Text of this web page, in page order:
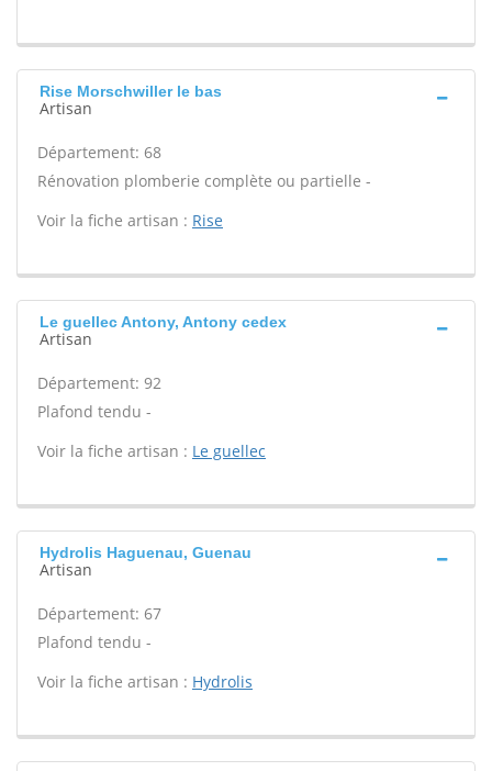
Rise Morschwiller le bas
Artisan
Département: 68
Rénovation plomberie complète ou partielle -
Voir la fiche artisan : Rise
Le guellec Antony, Antony cedex
Artisan
Département: 92
Plafond tendu -
Voir la fiche artisan : Le guellec
Hydrolis Haguenau, Guenau
Artisan
Département: 67
Plafond tendu -
Voir la fiche artisan : Hydrolis